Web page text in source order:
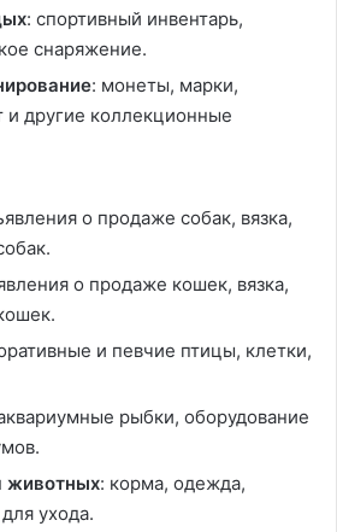
: спортивный инвентарь,
снаряжение.
: монеты, марки,
и другие коллекционные
о продаже собак, вязка,
о продаже кошек, вязка,
и певчие птицы, клетки,
рыбки, оборудование
животных: корма, одежда,
ухода.